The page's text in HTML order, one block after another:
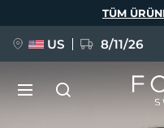
TÜM
US 8/11/26